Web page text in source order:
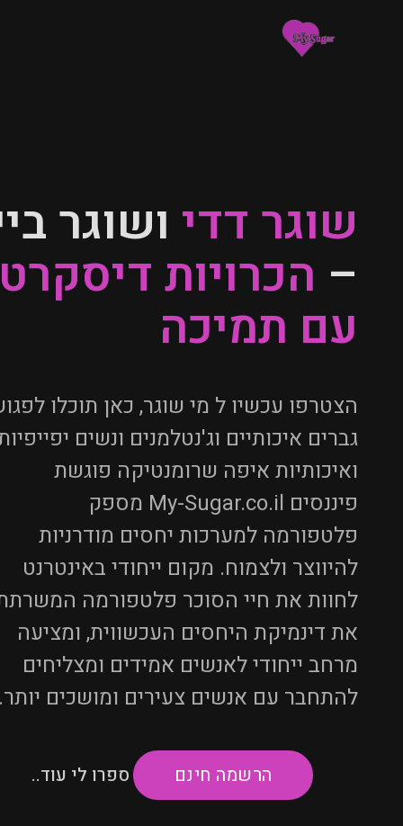
שוגר דדי ושוגר
– הכרויות
עם תמיכה
הצטרפו עכשיו ל מי שוגר, כאן תוכלו
גברים איכותיים וג'נטלמנים ונשים
ואיכותיות איפה שרומנטיקה פוגשת
פיננסים My-Sugar.co.il מספק
פלטפורמה למערכות יחסים מודרניות
להיווצר ולצמוח. מקום ייחודי באינטרנט
לחוות את חיי הסוכר פלטפורמה
את דינמיקת היחסים העכשווית, ומציעה
מרחב ייחודי לאנשים אמידים ומצליחים
להתחבר עם אנשים צעירים ומושכים
הרשמה חינם ספרו לי עוד..